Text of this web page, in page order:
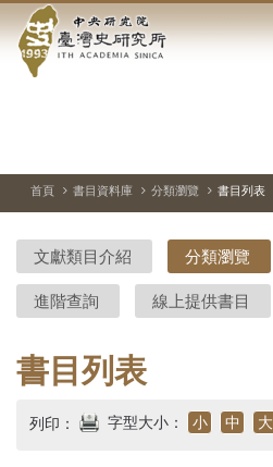
到中
央
院-
臺
灣
史
研
究
首頁 書目資料庫 分類瀏覽 書目列表
文獻類目介紹 分類瀏覽
進階查詢 線上提供書目
書目列表
列印： 字型大小： 小 中 大